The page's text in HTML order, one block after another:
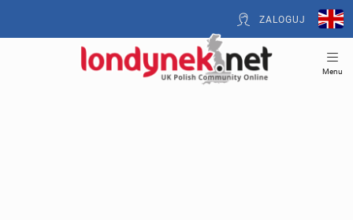
ZALOGUJ
Menu